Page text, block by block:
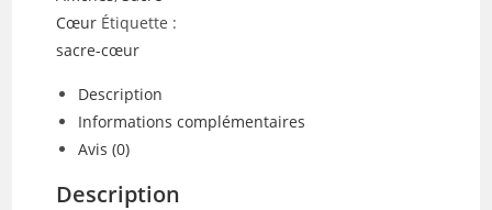
de
Cœur Étiquette :
sacre-cœur
Description
Informations complémentaires
Avis (0)
Description